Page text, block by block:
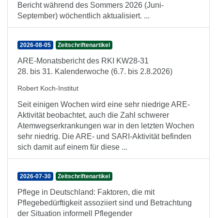
Bericht während des Sommers 2026 (Juni-
September) wöchentlich aktualisiert. ...
2026-08-05 Zeitschriftenartikel
ARE-Monatsbericht des RKI KW28-31
28. bis 31. Kalenderwoche (6.7. bis 2.8.2026)
Robert Koch-Institut
Seit einigen Wochen wird eine sehr niedrige ARE-
Aktivität beobachtet, auch die Zahl schwerer
Atemwegserkrankungen war in den letzten Wochen
sehr niedrig. Die ARE- und SARI-Aktivität befinden
sich damit auf einem für diese ...
2026-07-30 Zeitschriftenartikel
Pflege in Deutschland: Faktoren, die mit
Pflegebedürftigkeit assoziiert sind und Betrachtung
der Situation informell Pflegender